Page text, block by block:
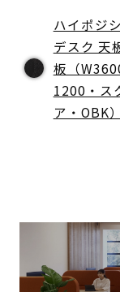
ハイポジ
デスク 天
板（
1200・ス
ア・OBK）